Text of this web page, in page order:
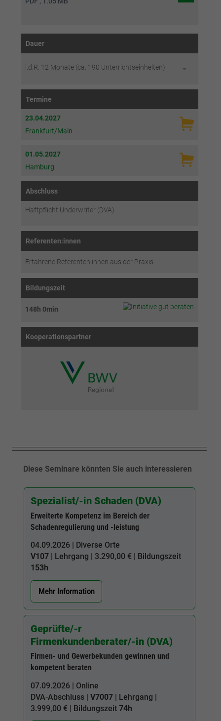
Dauer
i.d.R. 12 Monate (ca. 190 Unterrichtseinheiten)
Termine
23.04.2027
Frankfurt/Main
01.05.2027
Hamburg
Abschluss
Haftpflicht Underwriter (DVA)
Referenten:innen
Erfahrene Referenten:innen aus der Praxis.
Bildungszeit
148h 0min
Kooperationspartner
Diese Seminare könnten Sie auch interessieren
Spezialist/-in Schaden (DVA)
Erweiterte Kompetenz im Bereich der
Schadenregulierung und -leistung
04.09.2026 | Diverse Orte
V107 | Lehrgang | 3.290,00 € | Bildungszeit
153h
Mehr Information
Geprüfte/-r
Firmenkundenberater/-in (DVA)
Firmen- und Gewerbekunden gewinnen und
kompetent beraten
07.09.2026 | Online
DVA-Abschluss |V7007 | Lehrgang |
3.999,00 € | Bildungszeit74h